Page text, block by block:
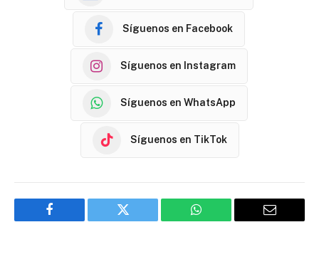
Síguenos en Facebook
Síguenos en Instagram
Síguenos en WhatsApp
Síguenos en TikTok
Facebook Twitter WhatsApp Email